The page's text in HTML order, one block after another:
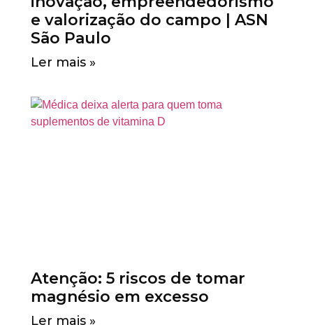
e valorização do campo | ASN
São Paulo
Ler mais »
Atenção: 5 riscos de tomar
magnésio em excesso
Ler mais »